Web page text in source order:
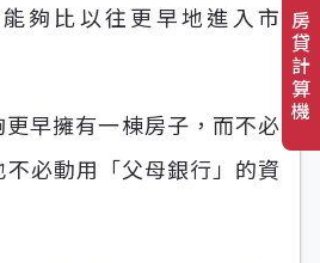
夠比以往更早地進入市
早擁有一棟房子，而不必
必動用「父母銀行」的資
房
貸
計
算
機